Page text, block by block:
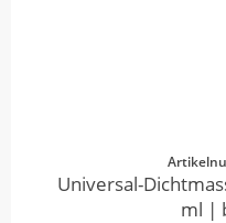
Universal-
ml |